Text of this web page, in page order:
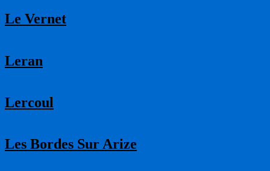
Le Vernet
Leran
Lercoul
Les Bordes Sur Arize